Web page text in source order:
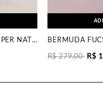
BERMUDA BOLSOS FRONTAIS ZÍPER NATURAL MIRA VEST
R$ 279,00 R$